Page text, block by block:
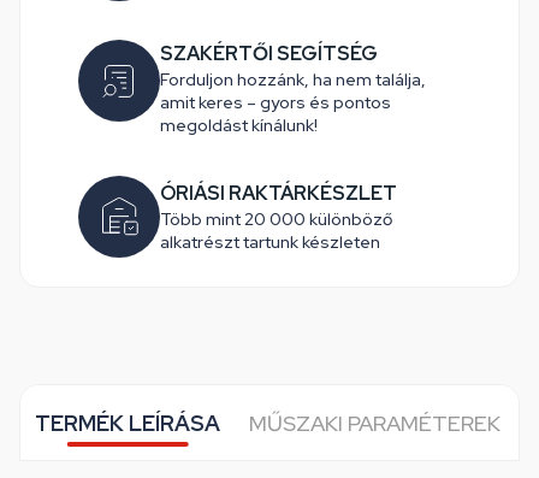
SZAKÉRTŐI SEGÍTSÉG
Forduljon hozzánk, ha nem találja,
amit keres – gyors és pontos
megoldást kínálunk!
ÓRIÁSI RAKTÁRKÉSZLET
Több mint 20 000 különböző
alkatrészt tartunk készleten
TERMÉK LEÍRÁSA MŰSZAKI PARAMÉTEREK